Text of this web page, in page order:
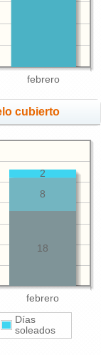
febrero
cubierto
febrero
18
8
2
Días
soleados